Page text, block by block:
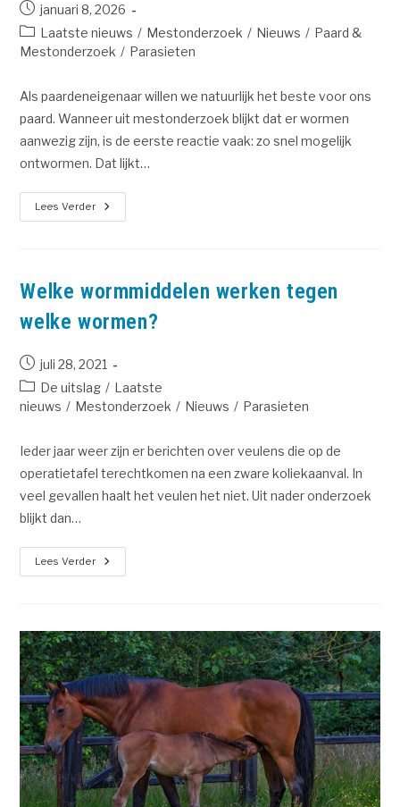
januari 8, 2026
Laatste nieuws / Mestonderzoek / Nieuws / Paard &
Mestonderzoek / Parasieten
Als paardeneigenaar willen we natuurlijk het beste voor ons
paard. Wanneer uit mestonderzoek blijkt dat er wormen
aanwezig zijn, is de eerste reactie vaak: zo snel mogelijk
ontwormen. Dat lijkt…
Lees Verder
Welke wormmiddelen werken tegen
welke wormen?
juli 28, 2021
De uitslag / Laatste
nieuws / Mestonderzoek / Nieuws / Parasieten
Ieder jaar weer zijn er berichten over veulens die op de
operatietafel terechtkomen na een zware koliekaanval. In
veel gevallen haalt het veulen het niet. Uit nader onderzoek
blijkt dan…
Lees Verder